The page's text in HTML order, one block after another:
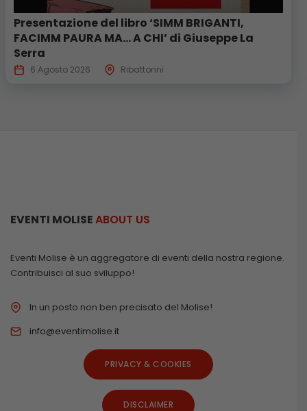
Presentazione del libro ‘SIMM BRIGANTI,
FACIMM PAURA MA… A CHI’ di Giuseppe La
Serra
6 Agosto 2026 Ribattonni
EVENTI MOLISEABOUT US
Eventi Molise è un aggregatore di eventi della nostra regione.
Contribuisci al suo sviluppo!
In un posto non ben precisato del Molise!
info@eventimolise.it
PRIVACY & COOKIES
DISCLAIMER